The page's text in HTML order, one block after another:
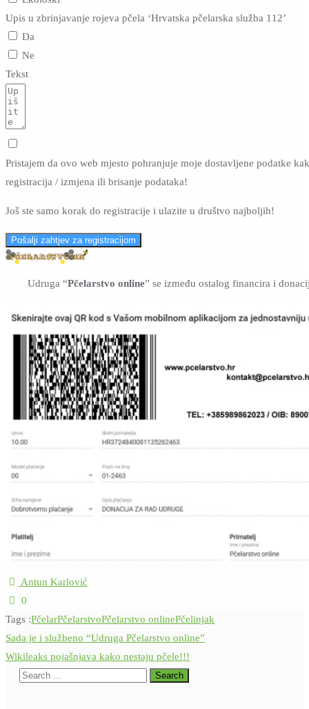
Upis u zbrinjavanje rojeva pčela ‘Hrvatska pčelarska služba 112’
Da
Ne
Tekst
Pristajem da ovo web mjesto pohranjuje moje dostavljene podatke
registracija / izmjena ili brisanje podataka!
Još ste samo korak do registracije i ulazite u društvo najboljih!
Pošalji zahtjev za registracijom
Udruga “Pčelarstvo online” se između ostalog financira i
Antun Karlović
0
Tags :PčelarPčelarstvoPčelarstvo onlinePčelinjak
Navigacija
objava
Sada je i službeno “Udruga Pčelarstvo online”
Wikileaks pojašnjava kako nestaju pčele!!!